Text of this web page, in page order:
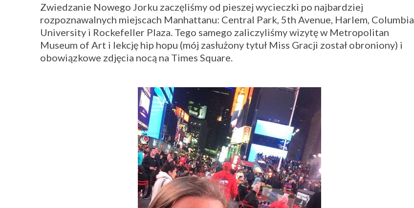
Zwiedzanie Nowego Jorku zaczęliśmy od pieszej wycieczki po najbardziej
rozpoznawalnych miejscach Manhattanu: Central Park, 5th Avenue, Harlem, Columbia
University i Rockefeller Plaza. Tego samego zaliczyliśmy wizytę w Metropolitan
Museum of Art i lekcję hip hopu (mój zasłużony tytuł Miss Gracji został obroniony) i
obowiązkowe zdjęcia nocą na Times Square.